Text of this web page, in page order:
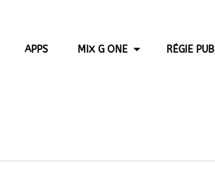
APPS MIX G ONE RÉGIE PUB